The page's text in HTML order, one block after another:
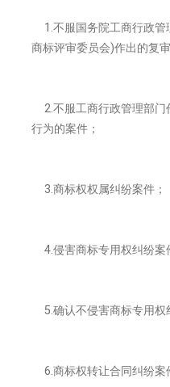
1.不服国务院工商行政管
商标评审委员会)作出的复
2.不服工商行政管理部门
行为的案件；
3.商标权权属纠纷案件；
4.侵害商标专用权纠纷案
5.确认不侵害商标专用权
6.商标权转让合同纠纷案